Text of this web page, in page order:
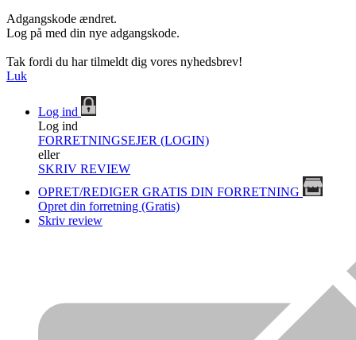
Adgangskode ændret.
Log på med din nye adgangskode.
Tak fordi du har tilmeldt dig vores nyhedsbrev!
Luk
Log ind
Log ind
FORRETNINGSEJER (LOGIN)
eller
SKRIV REVIEW
OPRET/REDIGER GRATIS DIN FORRETNING
Opret din forretning (Gratis)
Skriv review